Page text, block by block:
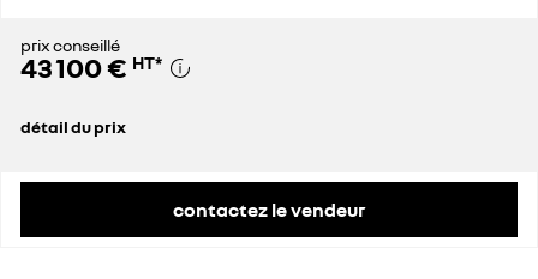
prix conseillé
43 100 € HT*
détail du prix
contactez le vendeur